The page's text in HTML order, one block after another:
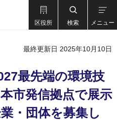
区役所 検索 メニュー
最終更新日 2025年10月10日
最先端の環境技
市発信拠点で展示
・団体を募集し